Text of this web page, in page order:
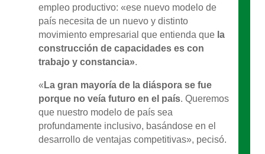
empleo productivo: «ese nuevo modelo de
país necesita de un nuevo y distinto
movimiento empresarial que entienda que la
construcción de capacidades es con
trabajo y constancia».
« La gran mayoría de la diáspora se fue
porque no veía futuro en el país. Queremos
que nuestro modelo de país sea
profundamente inclusivo, basándose en el
desarrollo de ventajas competitivas», pecisó.